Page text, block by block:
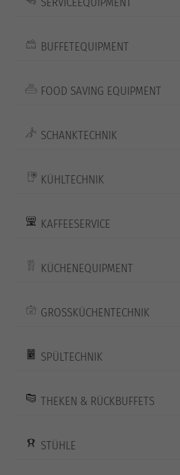
BUFFETEQUIPMENT
FOOD SAVING EQUIPMENT
SCHANKTECHNIK
KÜHLTECHNIK
KAFFEESERVICE
KÜCHENEQUIPMENT
GROSSKÜCHENTECHNIK
SPÜLTECHNIK
THEKEN & RÜCKBUFFETS
STÜHLE